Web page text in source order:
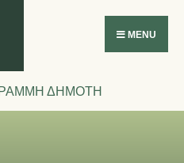
εργαλείων
MENU
ΔΗΜΟΤΗ